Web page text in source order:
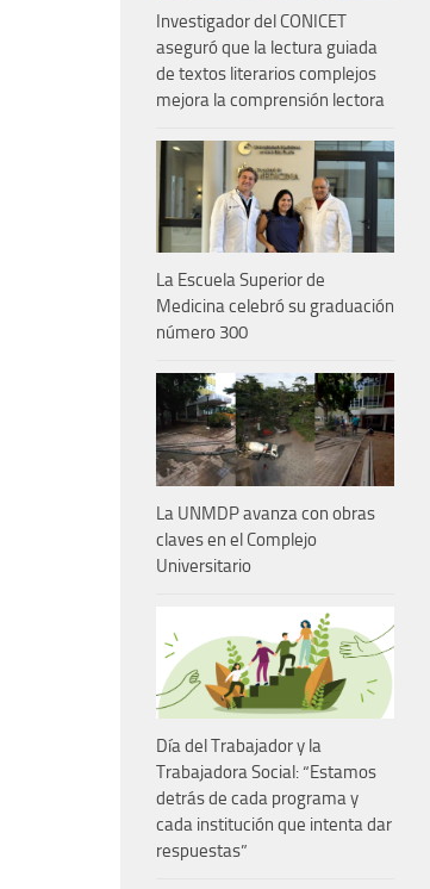
Investigador del CONICET
aseguró que la lectura guiada
de textos literarios complejos
mejora la comprensión lectora
La Escuela Superior de
Medicina celebró su graduación
número 300
La UNMDP avanza con obras
claves en el Complejo
Universitario
Día del Trabajador y la
Trabajadora Social: “Estamos
detrás de cada programa y
cada institución que intenta dar
respuestas”